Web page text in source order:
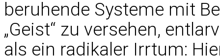
beruhende Systeme mit
„Geist“ zu versehen,
als ein radikaler Irrtum: